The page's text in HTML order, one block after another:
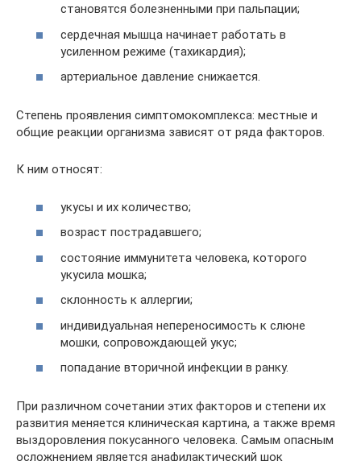
становятся болезненными при пальпации;
сердечная мышца начинает работать в
усиленном режиме (тахикардия);
артериальное давление снижается.
Степень проявления симптомокомплекса: местные и
общие реакции организма зависят от ряда факторов.
К ним относят:
укусы и их количество;
возраст пострадавшего;
состояние иммунитета человека, которого
укусила мошка;
склонность к аллергии;
индивидуальная непереносимость к слюне
мошки, сопровождающей укус;
попадание вторичной инфекции в ранку.
При различном сочетании этих факторов и степени их
развития меняется клиническая картина, а также время
выздоровления покусанного человека. Самым опасным
осложнением является анафилактический шок